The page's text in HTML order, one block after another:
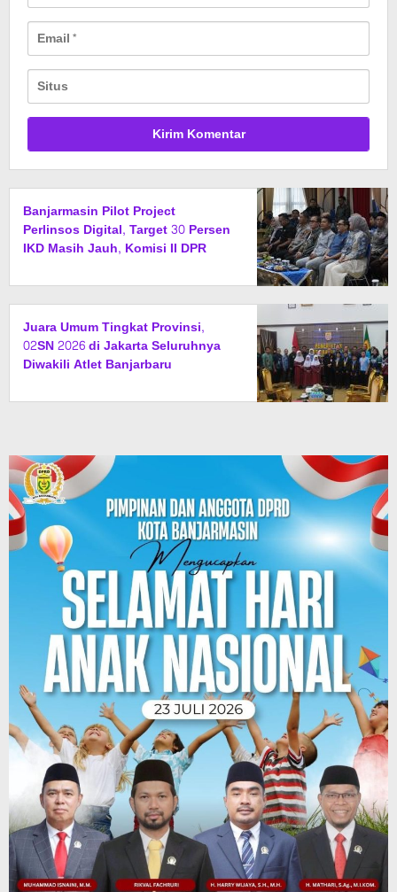
Banjarmasin Pilot Project
Perlinsos Digital, Target 30 Persen
IKD Masih Jauh, Komisi II DPR
Juara Umum Tingkat Provinsi,
02SN 2026 di Jakarta Seluruhnya
Diwakili Atlet Banjarbaru